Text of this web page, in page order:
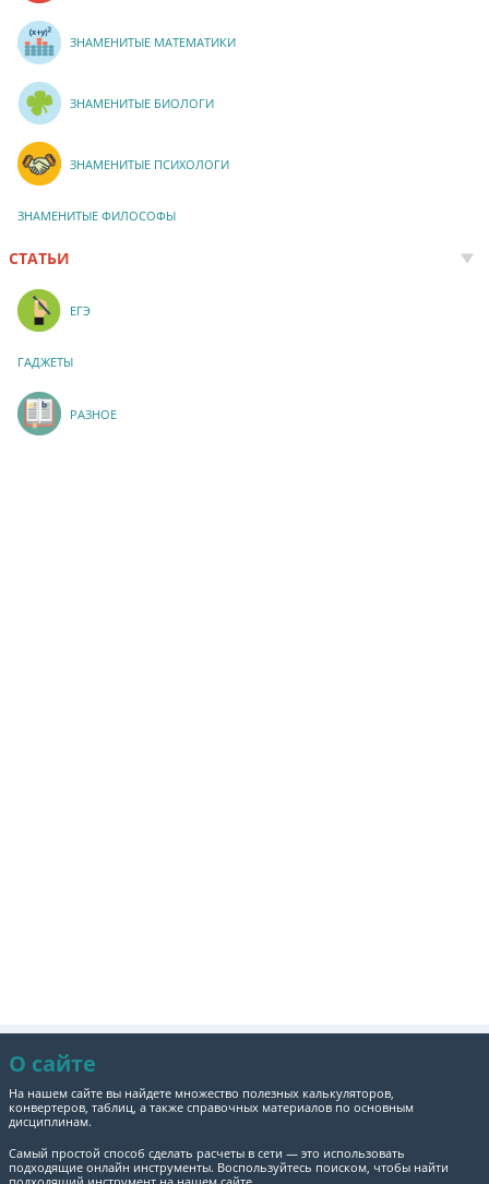
ЗНАМЕНИТЫЕ МАТЕМАТИКИ
ЗНАМЕНИТЫЕ БИОЛОГИ
ЗНАМЕНИТЫЕ ПСИХОЛОГИ
ЗНАМЕНИТЫЕ ФИЛОСОФЫ
СТАТЬИ
ЕГЭ
ГАДЖЕТЫ
РАЗНОЕ
О сайте
На нашем сайте вы найдете множество полезных калькуляторов,
конвертеров, таблиц, а также справочных материалов по основным
дисциплинам.
Самый простой способ сделать расчеты в сети — это использовать
подходящие онлайн инструменты. Воспользуйтесь поиском, чтобы найти